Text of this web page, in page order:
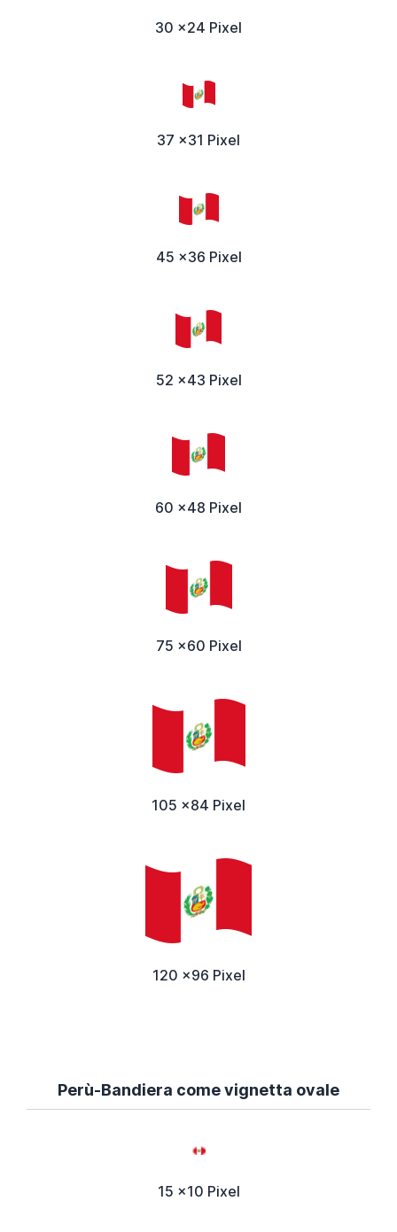
30 x24 Pixel
37 x31 Pixel
45 x36 Pixel
52 x43 Pixel
60 x48 Pixel
75 x60 Pixel
105 x84 Pixel
120 x96 Pixel
Perù-Bandiera come vignetta ovale
15 x10 Pixel